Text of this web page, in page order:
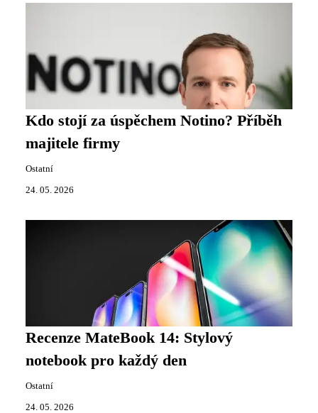
Kdo stojí za úspěchem Notino? Příběh
majitele firmy
Ostatní
24. 05. 2026
Recenze MateBook 14: Stylový
notebook pro každý den
Ostatní
24. 05. 2026